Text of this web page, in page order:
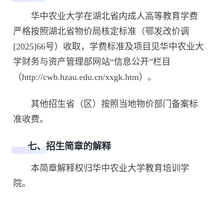
华中农业大学在湖北省内成人高等教育学费
严格按照湖北省物价局核定标准（鄂发改价调
[2025]66号）收取，学费标准及项目见华中农业大
学财务与资产管理部网站“信息公开”栏目
（http://cwb.hzau.edu.cn/xxgk.htm）。
其他招生省（区）按照当地物价部门备案标
准收费。
七、招生简章的解释
本简章解释权归华中农业大学教育培训学
院。